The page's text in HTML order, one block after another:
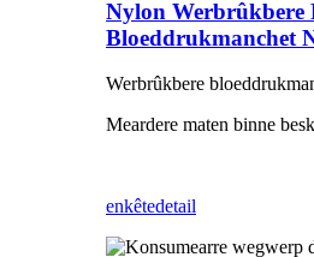
Nylon Werbrûkbere
Bloeddrukmanchet
Werbrûkbere
Meardere maten binne
enkêtedetail